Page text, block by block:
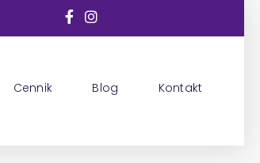
Cennik Blog Kontakt